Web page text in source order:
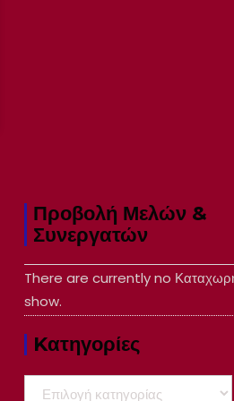
Προβολή Μελών &
Συνεργατών
There are currently no
show.
Kατηγορίες
Kατηγορίες